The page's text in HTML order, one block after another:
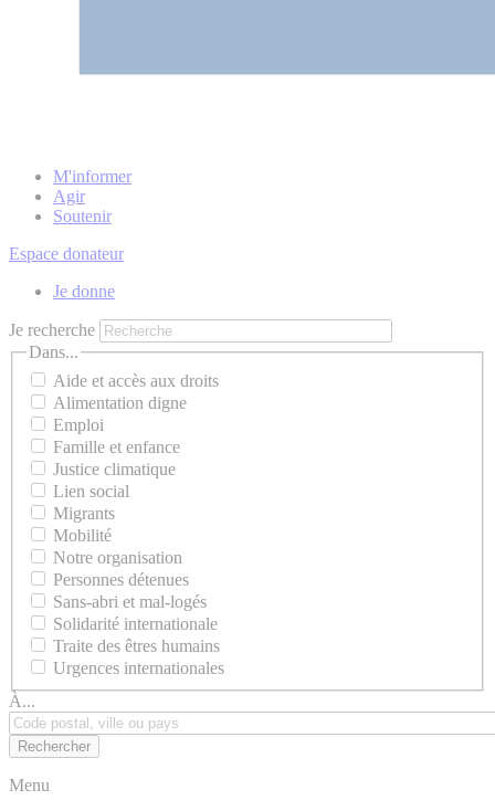
M'informer
Agir
Soutenir
Espace donateur
Je donne
Je recherche
Dans...
Aide et accès aux droits
Alimentation digne
Emploi
Famille et enfance
Justice climatique
Lien social
Migrants
Mobilité
Notre organisation
Personnes détenues
Sans-abri et mal-logés
Solidarité internationale
Traite des êtres humains
Urgences internationales
À...
Menu